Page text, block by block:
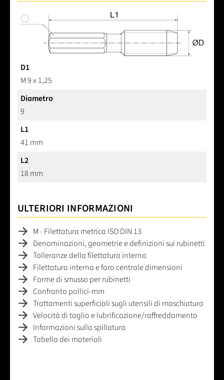
D1
M 9 x 1,25
Diametro
9
L1
41 mm
L2
18 mm
ULTERIORI INFORMAZIONI
M - Filettatura metrica ISO DIN 13
Denominazioni, geometrie e definizioni sui rubinetti
Tolleranze della filettatura interna
Filettatura interna e foro centrale dimensioni
Forme di smusso per rubinetti
Confronto pollici-mm
Trattamenti superficiali sugli utensili di maschiatura
Velocità di taglio e lubrificazione/raffreddamento
Informazioni sulla spillatura
Tabella dei materiali